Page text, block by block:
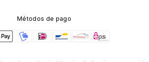
Métodos de pago